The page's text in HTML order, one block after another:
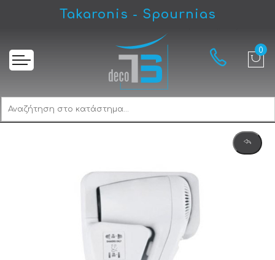
Takaronis - Spournias
Gloria Pistola Nova 438729 Στεγνωτήρας Μαλλιών